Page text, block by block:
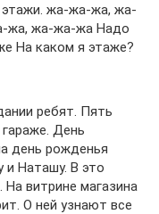
жа-жа-жа, жа-
жа, жа-жа-жа Надо
На каком я этаже?
ребят. Пять
День
день рожденья
Наташу. В это
витрине магазина
О ней узнают все